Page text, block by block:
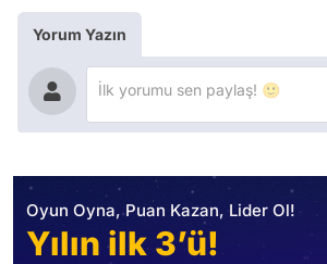
Yorum Yazın
Oyun Oyna, Puan Kazan, Lider Ol!
Yılın ilk 3’ü!